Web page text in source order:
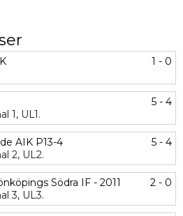
1 - 0
5 - 4
1, UL1.
AIK P13-4
5 - 4
2, UL2.
Södra IF - 2011
2 - 0
3, UL3.